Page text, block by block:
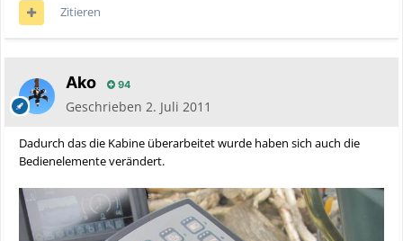
Zitieren
Äko 94
Geschrieben 2. Juli 2011
Dadurch das die Kabine überarbeitet wurde haben sich auch die
Bedienelemente verändert.